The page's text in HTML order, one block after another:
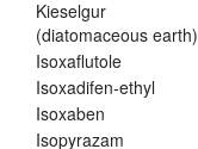
Kieselgur
(diatomaceous earth)
Isoxaflutole
Isoxadifen-ethyl
Isoxaben
Isopyrazam